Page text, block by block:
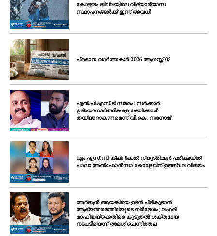
കോട്ടയം ജില്ലയിലെ വിദ്യാഭ്യാസ
സ്ഥാപനങ്ങൾക്ക് ഇന്ന് അവധി
പ്രഭാത വാർത്തകൾ 2026 ആഗസ്റ്റ് 08
എൽ.പി.എസ്.ടി സമരം: സർക്കാർ
ഉദ്യോഗാർത്ഥികളെ കേൾക്കാൻ
തയ്യാറാകണമെന്ന് വി.കെ. സനോജ്
എം.എസ്.സി ക്ലിനിക്കൽ ന്യൂട്രിഷൻ പരീക്ഷയിൽ
പാലാ അൽഫോൻസാ കോളേജിന് ഉജ്ജ്വല വിജയം
അർജുൻ ആയങ്കിയെ ഉടൻ പിടികൂടാൻ
ആഭ്യന്തരമന്ത്രിയുടെ നിർദേശം; ലഹരി
മാഫിയയ്ക്കെതിരെ കൂടുതൽ ശക്തമായ
നടപടിയെന്ന് രമേശ് ചെന്നിത്തല